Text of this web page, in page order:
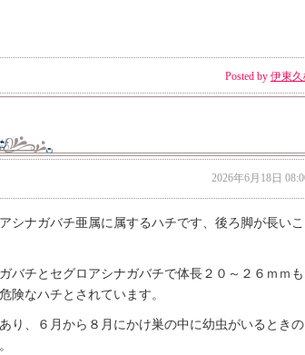
Posted by 伊東
2026年6月18日
シナガバチ亜属に属するハチです、後ろ脚が長いこ
バチとセグロアシナガバチで体長２０～２６ｍｍも
険なハチとされています。
り、６月から８月にかけ巣の中に幼虫がいるときの